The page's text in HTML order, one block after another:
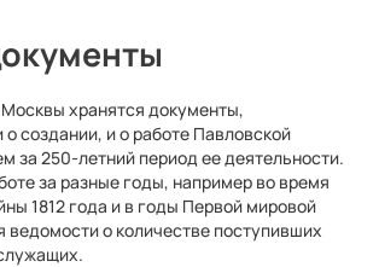
хранятся документы,
создании, и о работе Павловской
за 250-летний период ее деятельности.
за разные годы, например во время
1812 года и в годы Первой мировой
ведомости о количестве поступивших